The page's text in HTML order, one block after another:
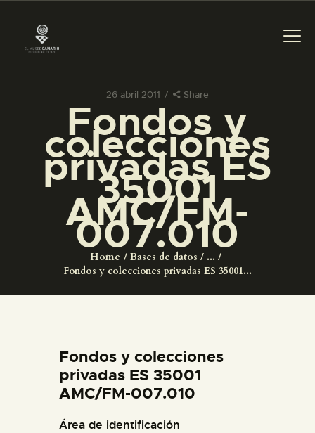
26 abril 2011 Share
Fondos y
colecciones
privadas ES
35001
AMC/FM-
007.010
Home Bases de datos
...
Fondos y colecciones privadas ES 35001...
PREPARAR LA VISITA
ACTIVIDADES
█
EL MUSEO
ESPAÑOL
Fondos y colecciones
privadas ES 35001
AMC/FM-007.010
Área de identificación